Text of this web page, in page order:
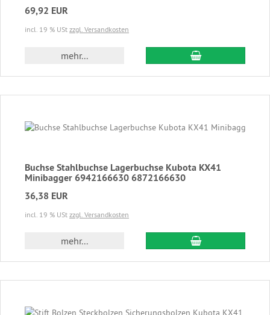
69,92 EUR
incl. 19 % USt zzgl. Versandkosten
mehr... In den
Buchse Stahlbuchse Lagerbuchse Kubota KX41
Minibagger 6942166630 6872166630
36,38 EUR
incl. 19 % USt zzgl. Versandkosten
mehr... In den